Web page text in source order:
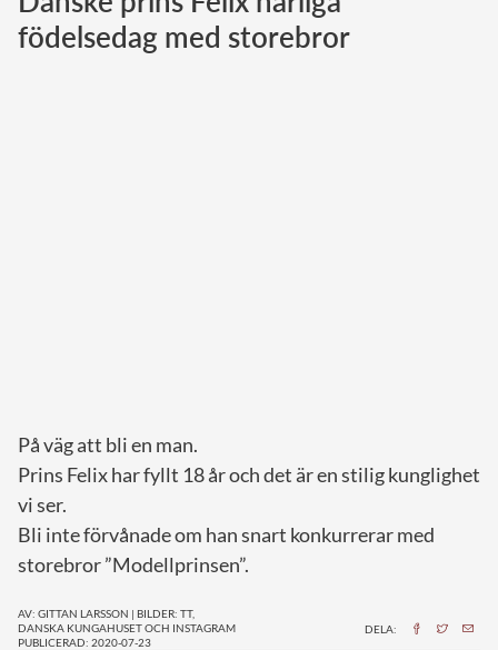
Norska kungahuset
födelsedag med storebror
På väg att bli en man.
Prins Felix har fyllt 18 år och det är en stilig kunglighet
vi ser.
Bli inte förvånade om han snart konkurrerar med
storebror ”Modellprinsen”.
AV: GITTAN LARSSON | BILDER: TT,
DANSKA KUNGAHUSET OCH INSTAGRAM
PUBLICERAD: 2020-07-23
DELA: